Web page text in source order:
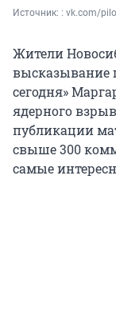
Источник: : vk.com/
Жители
высказывание
сегодня»
ядерного
публикации
свыше 300
самые